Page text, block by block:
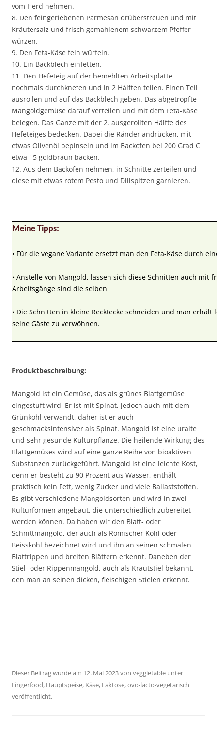
vom Herd nehmen.
8. Den feingeriebenen Parmesan drüberstreuen und mit
Kräutersalz und frisch gemahlenem schwarzem Pfeffer
würzen.
9. Den Feta-Käse fein würfeln.
10. Ein Backblech einfetten.
11. Den Hefeteig auf der bemehlten Arbeitsplatte
nochmals durchkneten und in 2 Hälften teilen. Einen Teil
ausrollen und auf das Backblech geben. Das abgetropfte
Mangoldgemüse darauf verteilen und mit dem Feta-Käse
belegen. Das Ganze mit der 2. ausgerollten Hälfte des
Hefeteiges bedecken. Dabei die Ränder andrücken, mit
etwas Olivenöl bepinseln und im Backofen bei 200 Grad C
etwa 15 goldbraun backen.
12. Aus dem Backofen nehmen, in Schnitte zerteilen und
diese mit etwas rotem Pesto und Dillspitzen garnieren.
Meine Tipps:
• Für die vegane Variante ersetzt man den Feta-Käse durch
• Anstelle von Mangold, lassen sich diese Schnitten auch mit
Arbeitsgänge sind die selben.
• Die Schnitten in kleine Recktecke schneiden und man erhält
seine Gäste zu verwöhnen.
Produktbeschreibung:
Mangold ist ein Gemüse, das als grünes Blattgemüse
eingestuft wird. Er ist mit Spinat, jedoch auch mit dem
Grünkohl verwandt, daher ist er auch
geschmacksintensiver als Spinat. Mangold ist eine uralte
und sehr gesunde Kulturpflanze. Die heilende Wirkung des
Blattgemüses wird auf eine ganze Reihe von bioaktiven
Substanzen zurückgeführt. Mangold ist eine leichte Kost,
denn er besteht zu 90 Prozent aus Wasser, enthält
praktisch kein Fett, wenig Zucker und viele Ballaststoffen.
Es gibt verschiedene Mangoldsorten und wird in zwei
Kulturformen angebaut, die unterschiedlich zubereitet
werden können. Da haben wir den Blatt- oder
Schnittmangold, der auch als Römischer Kohl oder
Beisskohl bezeichnet wird und ihn an seinen schmalen
Blattrippen und breiten Blättern erkennt. Daneben der
Stiel- oder Rippenmangold, auch als Krautstiel bekannt,
den man an seinen dicken, fleischigen Stielen erkennt.
Dieser Beitrag wurde am 12. Mai 2023von veggietable unter
Fingerfood, Hauptspeise, Käse, Laktose,ovo-lacto-vegetarisch
veröffentlicht.